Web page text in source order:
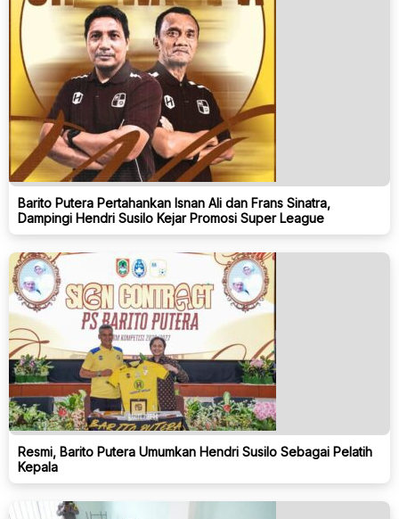
Barito Putera Pertahankan Isnan Ali dan Frans Sinatra,
Dampingi Hendri Susilo Kejar Promosi Super League
Resmi, Barito Putera Umumkan Hendri Susilo Sebagai Pelatih
Kepala